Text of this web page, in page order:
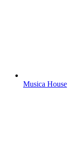
Musica House